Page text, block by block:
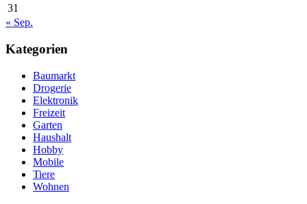
31
« Sep.
Kategorien
Baumarkt
Drogerie
Elektronik
Freizeit
Garten
Haushalt
Hobby
Mobile
Tiere
Wohnen